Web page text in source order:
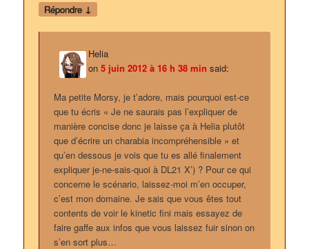
Répondre ↓
Helia
on5 juin 2012 à 16 h 38 min said:
Ma petite Morsy, je t’adore, mais pourquoi est-ce
que tu écris « Je ne saurais pas l’expliquer de
manière concise donc je laisse ça à Helia plutôt
que d’écrire un charabia incompréhensible » et
qu’en dessous je vois que tu es allé finalement
expliquer je-ne-sais-quoi à DL21 X’) ? Pour ce qui
concerne le scénario, laissez-moi m’en occuper,
c’est mon domaine. Je sais que vous êtes tout
contents de voir le kinetic fini mais essayez de
faire gaffe aux infos que vous laissez fuir sinon on
s’en sort plus…